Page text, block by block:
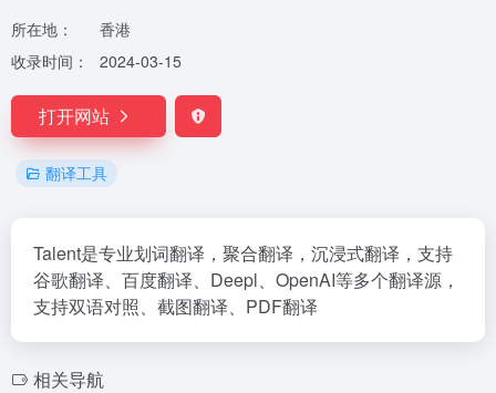
所在地：
香港
收录时间：
2024-03-15
打开网站
翻译工具
Talent是专业划词翻译，聚合翻译，沉浸式翻译，支持
谷歌翻译、百度翻译、Deepl、OpenAI等多个翻译源，
支持双语对照、截图翻译、PDF翻译
相关导航